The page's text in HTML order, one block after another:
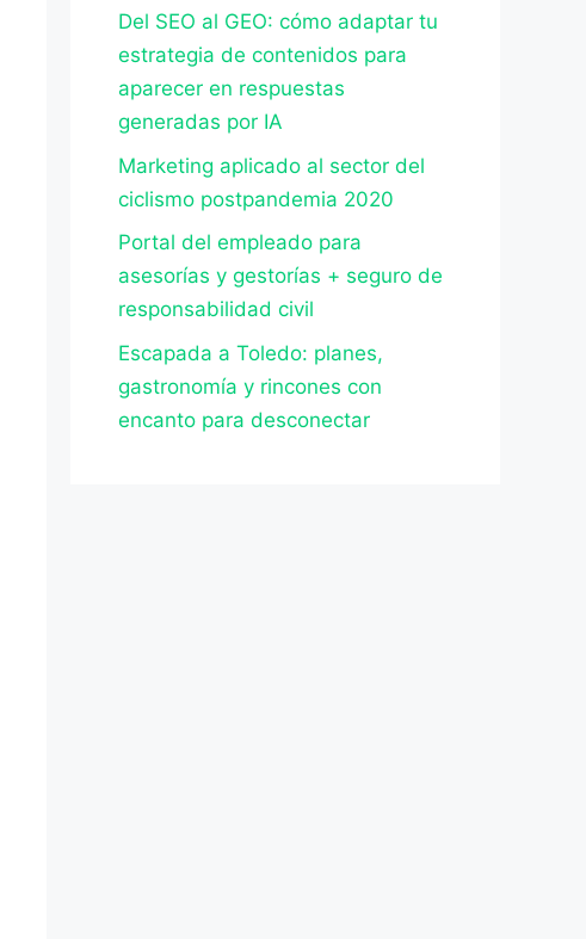
Del SEO al GEO: cómo adaptar tu
estrategia de contenidos para
aparecer en respuestas
generadas por IA
Marketing aplicado al sector del
ciclismo postpandemia 2020
Portal del empleado para
asesorías y gestorías + seguro de
responsabilidad civil
Escapada a Toledo: planes,
gastronomía y rincones con
encanto para desconectar